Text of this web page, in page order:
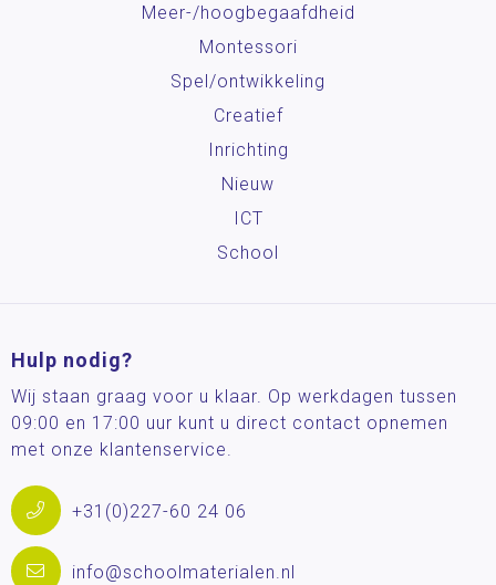
Meer-/hoog­begaafdheid
Montessori
Spel/ontwikkeling
Creatief
Inrichting
Nieuw
ICT
School
Hulp nodig?
Wij staan graag voor u klaar. Op werkdagen tussen
09:00 en 17:00 uur kunt u direct contact opnemen
met onze klantenservice.
+31(0)227-60 24 06
info@schoolmaterialen.nl